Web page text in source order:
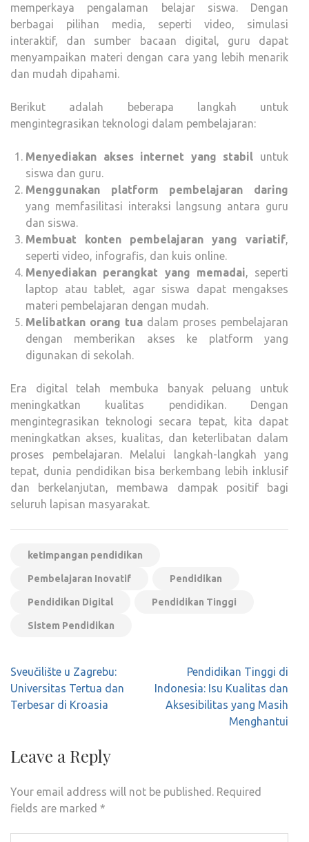
memperkaya pengalaman belajar siswa. Dengan
berbagai pilihan media, seperti video, simulasi
interaktif, dan sumber bacaan digital, guru dapat
menyampaikan materi dengan cara yang lebih menarik
dan mudah dipahami.
Berikut adalah beberapa langkah untuk
mengintegrasikan teknologi dalam pembelajaran:
Menyediakan akses internet yang stabil untuk
siswa dan guru.
Menggunakan platform pembelajaran daring
yang memfasilitasi interaksi langsung antara guru
dan siswa.
Membuat konten pembelajaran yang variatif,
seperti video, infografis, dan kuis online.
Menyediakan perangkat yang memadai, seperti
laptop atau tablet, agar siswa dapat mengakses
materi pembelajaran dengan mudah.
Melibatkan orang tua dalam proses pembelajaran
dengan memberikan akses ke platform yang
digunakan di sekolah.
Era digital telah membuka banyak peluang untuk
meningkatkan kualitas pendidikan. Dengan
mengintegrasikan teknologi secara tepat, kita dapat
meningkatkan akses, kualitas, dan keterlibatan dalam
proses pembelajaran. Melalui langkah-langkah yang
tepat, dunia pendidikan bisa berkembang lebih inklusif
dan berkelanjutan, membawa dampak positif bagi
seluruh lapisan masyarakat.
ketimpangan pendidikan
Pembelajaran Inovatif Pendidikan
Pendidikan Digital Pendidikan Tinggi
Sistem Pendidikan
Post
navigation
Sveučilište u Zagrebu:
Universitas Tertua dan
Terbesar di Kroasia
Pendidikan Tinggi di
Indonesia: Isu Kualitas dan
Aksesibilitas yang Masih
Menghantui
Leave a Reply
Your email address will not be published. Required
fields are marked *